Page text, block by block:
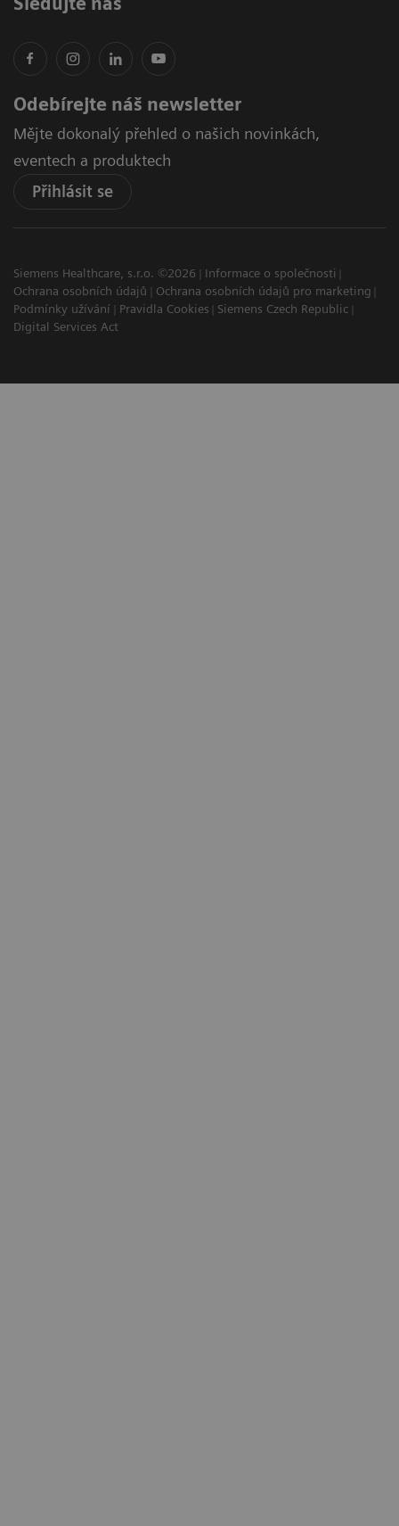
Odebírejte náš newsletter
Mějte dokonalý přehled o našich novinkách,
eventech a produktech
Přihlásit se
Siemens Healthcare, s.r.o. ©2026
Informace o společnosti
Ochrana osobních údajů
Ochrana osobních údajů pro marketing
Podmínky užívání
Pravidla Cookies
Siemens Czech Republic
Digital Services Act